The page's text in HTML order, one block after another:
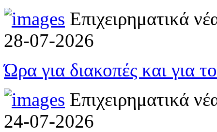
Επιχειρηματικά
28-07-2026
Ώρα για διακοπές και για
Επιχειρηματικά
24-07-2026